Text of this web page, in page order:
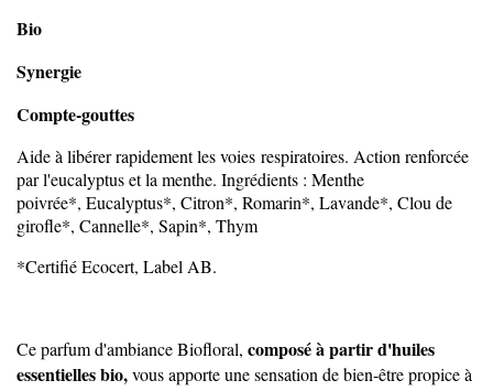
Bio
Synergie
Compte-gouttes
Aide à libérer rapidement les voies respiratoires. Action renforcée
par l'eucalyptus et la menthe. Ingrédients : Menthe
poivrée*, Eucalyptus*, Citron*, Romarin*, Lavande*, Clou de
girofle*, Cannelle*, Sapin*, Thym
*Certifié Ecocert, Label AB.
Ce parfum d'ambiance Biofloral, composé à partir d'huiles
essentielles bio,vous apporte une sensation de bien-être propice à